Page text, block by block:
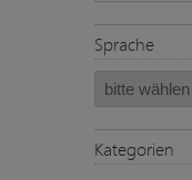
Sprache
Kategorien